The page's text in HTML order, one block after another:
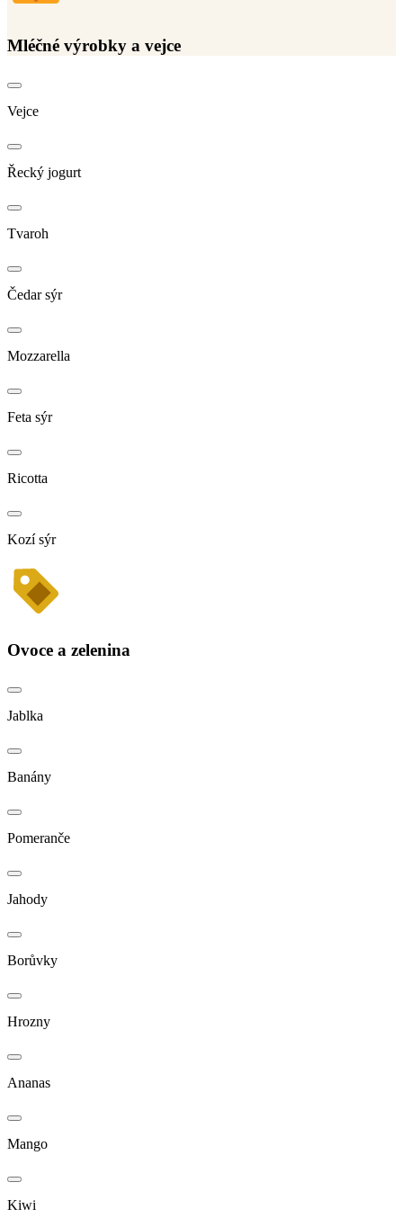
Mléčné výrobky a vejce
Vejce
Řecký jogurt
Tvaroh
Čedar sýr
Mozzarella
Feta sýr
Ricotta
Kozí sýr
Ovoce a zelenina
Jablka
Banány
Pomeranče
Jahody
Borůvky
Hrozny
Ananas
Mango
Kiwi